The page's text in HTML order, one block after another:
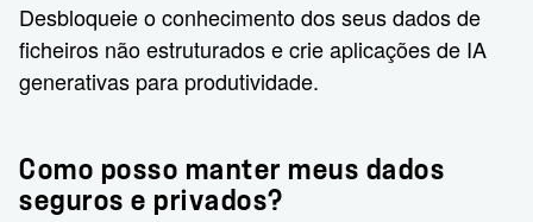
Desbloqueie o conhecimento dos seus dados de
ficheiros não estruturados e crie aplicações de IA
generativas para produtividade.
Como posso manter meus dados
seguros e privados?